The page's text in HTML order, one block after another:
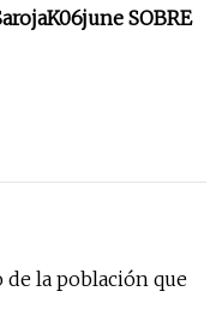
SOBRE
de la población que